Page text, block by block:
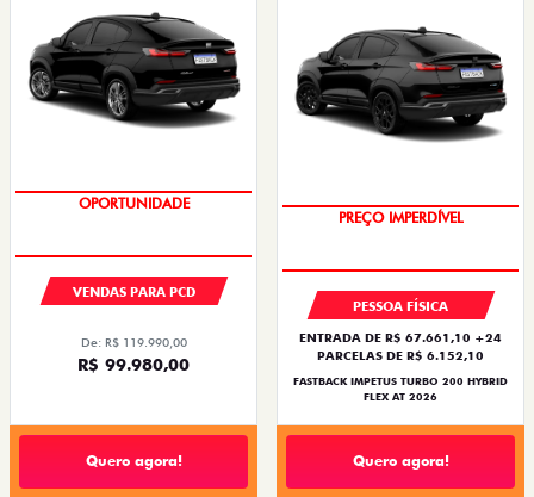
OPORTUNIDADE
VENDAS PARA PCD
De: R$ 119.990,00
R$ 99.980,00
Quero agora!
PREÇO IMPERDÍVEL
PESSOA FÍSICA
ENTRADA DE R$ 67.661,10 +24
PARCELAS DE R$ 6.152,10
FASTBACK IMPETUS TURBO 200 HYBRID
FLEX AT 2026
Quero agora!